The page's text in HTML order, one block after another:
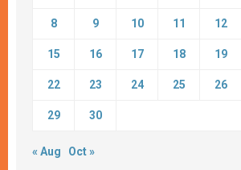
8 9 10 11 12
15 16 17 18 19
22 23 24 25 26
29 30
« Aug Oct »